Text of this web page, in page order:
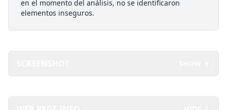
en el momento del análisis, no se identificaron
elementos inseguros.